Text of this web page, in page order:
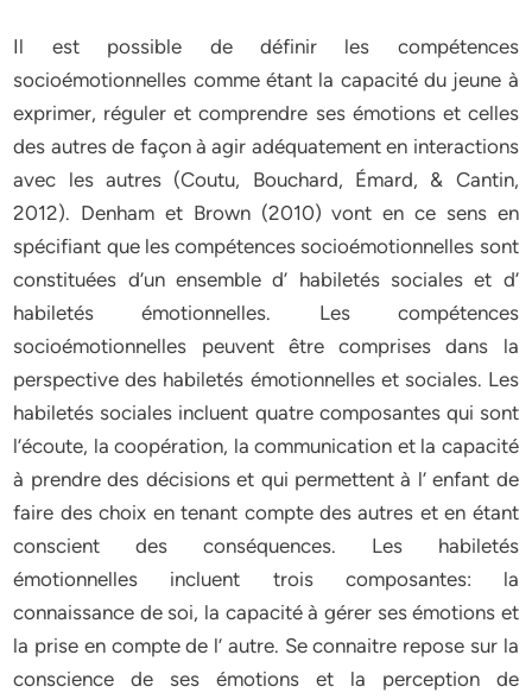
Il est possible de définir les compétences
socioémotionnelles comme étant la capacité du jeune à
exprimer, réguler et comprendre ses émotions et celles
des autres de façon à agir adéquatement en interactions
avec les autres (Coutu, Bouchard, Émard, & Cantin,
2012). Denham et Brown (2010) vont en ce sens en
spécifiant que les compétences socioémotionnelles sont
constituées d’un ensemble d’ habiletés sociales et d’
habiletés émotionnelles. Les compétences
socioémotionnelles peuvent être comprises dans la
perspective des habiletés émotionnelles et sociales. Les
habiletés sociales incluent quatre composantes qui sont
l’écoute, la coopération, la communication et la capacité
à prendre des décisions et qui permettent à l’ enfant de
faire des choix en tenant compte des autres et en étant
conscient des conséquences. Les habiletés
émotionnelles incluent trois composantes: la
connaissance de soi, la capacité à gérer ses émotions et
la prise en compte de l’ autre. Se connaitre repose sur la
conscience de ses émotions et la perception de